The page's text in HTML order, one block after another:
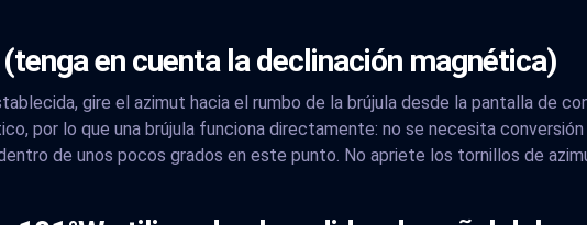
en cuenta la declinación magnética)
gire el azimut hacia el rumbo de la brújula desde la pantalla de
por lo que una brújula funciona directamente: no se necesita
de unos pocos grados en este punto. No apriete los tornillos de